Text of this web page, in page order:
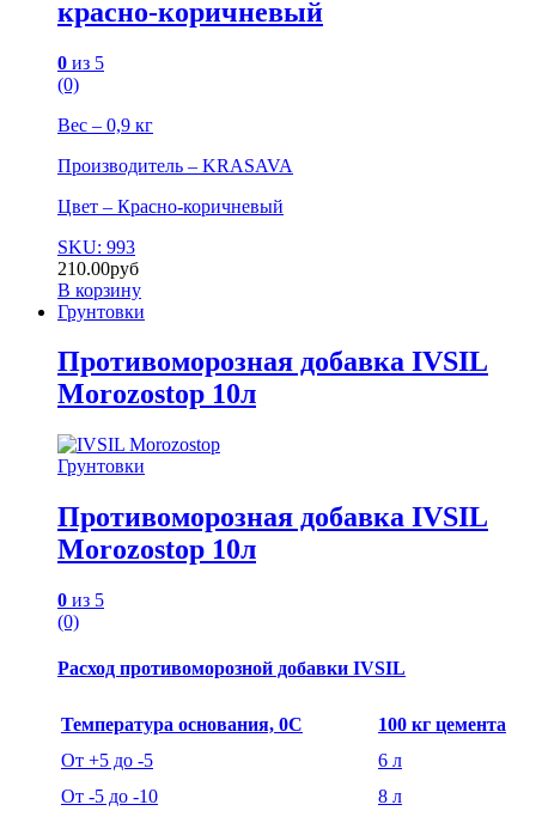
красно-коричневый
0 из 5
(0)
Вес – 0,9 кг
Производитель – KRASAVA
Цвет – Красно-коричневый
SKU: 993
210.00руб
В корзину
Грунтовки
Противоморозная добавка IVSIL
Morozostop 10л
Грунтовки
Противоморозная добавка IVSIL
Morozostop 10л
0 из 5
(0)
Расход противоморозной добавки IVSIL
Температура основания, 0С
100 кг цемента
От +5 до -5
6 л
От -5 до -10
8 л